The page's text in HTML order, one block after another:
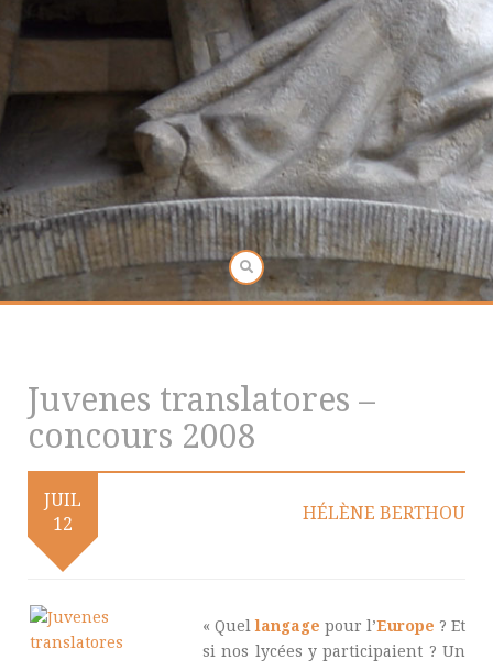
Juvenes translatores –
concours 2008
JUIL
12
HÉLÈNE BERTHOU
« Quellangage pour l’Europe ? Et
si nos lycées y participaient ? Un